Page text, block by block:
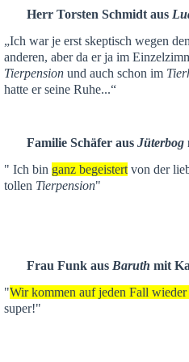
Herr Torsten Schmidt aus
„Ich war je erst skeptisch wegen
anderen, aber da er ja im
Tierpension und auch schon im
hatte er seine Ruhe...“
Familie Schäfer aus Jüterbog
" Ich bin ganz begeistert von der
tollen Tierpension"
Frau Funk aus Baruth mit
"Wir kommen auf jeden Fall wieder
super!"